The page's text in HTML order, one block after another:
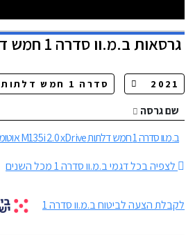
גרסאותב.מ.וו סדרה 1 חמש דלתות M135i
שם גרסה
ב.מ.וו סדרה 1 חמש דלתות M135i 2.0 xDrive אוטומט
לצפיה בכל דגמי ב.מ.וו סדרה 1 מכל השנים
לקבלת הצעה לביטוח ב.מ.וו סדרה 1